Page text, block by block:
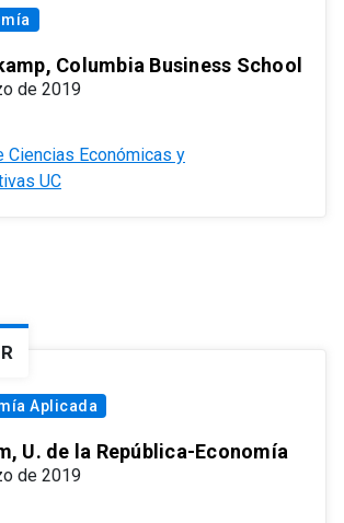
Columbia Business School
de 2019
Ciencias Económicas y
UC
Aplicada
U. de la República-Economía
de 2019